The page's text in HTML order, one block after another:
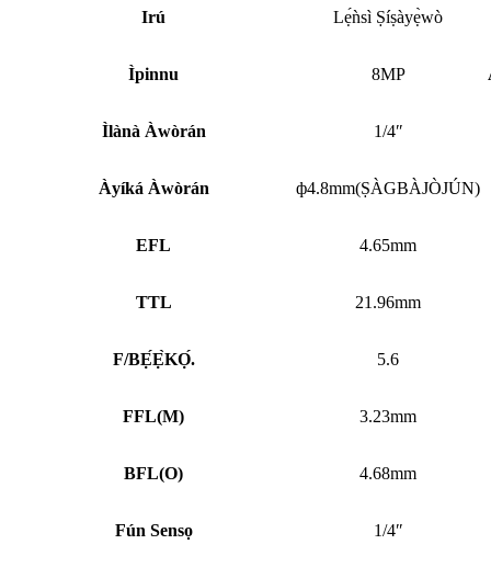
Irú Lẹ́ǹsì Ṣíṣàyẹ̀wò
Ìpinnu 8MP
Ìlànà Àwòrán 1/4″
Àyíká Àwòrán ф4.8mm(ṢÀGBÀJÒJÚN)
EFL 4.65mm
TTL 21.96mm
F/BẸ́Ẹ̀KỌ́. 5.6
FFL(M) 3.23mm
BFL(O) 4.68mm
Fún Sensọ 1/4″